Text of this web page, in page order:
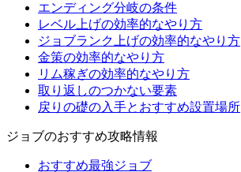
エンディング分岐の条件
レベル上げの効率的なやり方
ジョブランク上げの効率的なやり方
金策の効率的なやり方
リム稼ぎの効率的なやり方
取り返しのつかない要素
戻りの礎の入手とおすすめ設置場所
ジョブのおすすめ攻略情報
おすすめ最強ジョブ